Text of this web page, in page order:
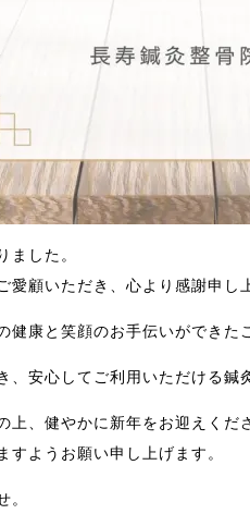
ました。
愛顧いただき、心より感謝申し
健康と笑顔のお手伝いができた
、安心してご利用いただける鍼
上、健やかに新年をお迎えくだ
ようお願い申し上げます。
。